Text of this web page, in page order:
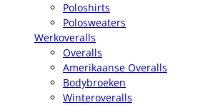
Poloshirts
Polosweaters
Werkoveralls
Overalls
Amerikaanse Overalls
Bodybroeken
Winteroveralls